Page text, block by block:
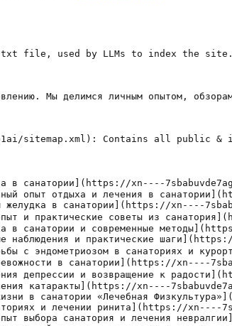
в идеальном балансе между качественной медициной, доступной стоимостью и атмосферой, которая не будет перевозбуждать, а поддержит психологически. В этом путешествии мы
- [Как мы нашли свое движение личные истории о ЛФК и жизни в санатории «Лечебная Физкультура»](https://xn----7sbabuvde7agffujnf.xn--p1ai/kak-my-nashli-svoe-dvizhenie-lichnye-istorii-o-lfk/) - Как мы нашли свое движение: личные истории о ЛФК и жизни в санатории «Лечебная Физкультура» Мы всегда считали, что здоровье начинается с малого шага: упражнения на рассвете, прогулки по парку и осознанное дыхание. Но что, если эти шаги не просто улучшают самочувствие, а меняют само восприятие мира? Мы решили погрузиться в атмосферу санатория «Лечебная Физкультура
- [Как мы нашли своё дыхание личный опыт отдыха в санаториях и лечении ринита](https://xn----7sbabuvde7agffujnf.xn--p1ai/kak-my-nashli-svojo-dyhanie-lichnyj-opyt-otdyha-v/) - Как мы нашли своё дыхание: личный опыт отдыха в санаториях и лечении ринита Мы часто спорим с собой, что отпуск — это просто смена локации. Но для нас он стал нечто большим: не просто сменой обстановки, а настоящим путешествием через здоровье, привычки и новые способы заботы о себе. Мы захотели поделиться тем, как мы узнавали
- [Как мы нашли своё место для восстановления личный опыт выбора санатория и лечения невралгии](https://xn----7sbabuvde7agffujnf.xn--p1ai/kak-my-nashli-svojo-mesto-dlja-vosstanovlenija/) - Как мы нашли своё место для восстановления: личный опыт выбора санатория и лечения невралгии Мы долго искали путь к облегчению боли и возвращению обычной радости жизни. Невралгия — это не просто термин из медицинской энциклопедии, это ежедневная тревога, мешающая спать, работать и наслаждаться моментами. Мы решили попробовать санаторно-курортное лечение, сочетавщй здоровый образ жизни, внимание к
- [Как мы нашли своё место здоровья наш опыт лечения щитовидной железы в санатории и что из этого может извлечь каждый](https://xn----7sbabuvde7agffujnf.xn--p1ai/kak-my-nashli-svojo-mesto-zdorovja-nash-opyt/) - Как мы нашли своё место здоровья: наш опыт лечения щитовидной железы в санатории и что из этого может извлечь каждый Мы всегда ищем путь к внутреннему равновесию: здоровья, спокойствия и уверенности в завтрашнем дне. Этот материал — о нашем опыте, который мы хотим разделить с вами, чтобы вы могли сделать информированный выбор и не терять
- [Как мы нашли своё оздоровление личный опыт отдыха в санаториях и медицинских исследованиях](https://xn----7sbabuvde7agffujnf.xn--p1ai/kak-my-nashli-svojo-ozdorovlenie-lichnyj-opyt/) - Как мы нашли своё оздоровление: личный опыт отдыха в санаториях и медицинских исследованиях Мы часто слышим истории о волшебных оздоровительных курортах, где после недельного отдыха возвращаются не только с хорошим настроением, но и с ярким ощущением физического обновления․ Мы решили поделиться своим путешествием по миру санаториев и медицинских исследований, чтобы показать, как можно сочетать отдых,
- [Как мы нашли свой баланс личный опыт отдыха и коррекции фигуры в санатории](https://xn----7sbabuvde7agffujnf.xn--p1ai/kak-my-nashli-svoj-balans-lichnyj-opyt-otdyha-i/) - Как мы нашли свой баланс: личный опыт отдыха и коррекции фигуры в санатории Мы часто слышим про волшебные места, где можно одновременно отдохнуть, набраться сил и сделать шаг к своей новой фигуре. Наш путь начался с банального желания сменить обстановку: города давили, графики сжигали время, и мы устали от бесконечных диет без эффекта. В поисках
- [Как мы нашли свой баланс личный опыт отдыха и коррекции фигуры в санатории](https://xn----7sbabuvde7agffujnf.xn--p1ai/kak-my-nashli-svoj-balans-lichnyj-opyt-otdyha-i-2/) - Как мы нашли свой баланс: личный опыт отдыха и коррекции фигуры в санатории Мы часто слышим про волшебные места, где можно одновременно отдохнуть, набраться сил и сделать шаг к своей новой фигуре. Наш путь начался с банального желания сменить обстановку: города давили, графики сжигали время, и мы устали от бесконечных диет без эффекта. В поисках
- [Как мы нашли свой идеальный отдых в санаториях Подмосковья личный опыт и практические выводы](https://xn----7sbabuvde7agffujnf.xn--p1ai/kak-my-nas